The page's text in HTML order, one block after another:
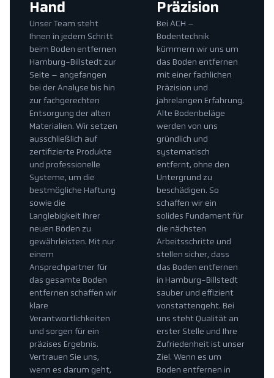
Präzision
Bei ACH –
Bodentechnik
kümmern wir uns um
das Boden entfernen
mit einer fachlichen
Präzision und
jahrelangen Erfahrung.
Alte Bodenbeläge
werden von uns
gründlich und
systematisch
entfernt, ohne den
Untergrund zu
beschädigen. So
schaffen wir ein
solides Fundament für
die nächsten
Arbeitsschritte und
stellen sicher, dass
das Boden entfernen
in Hamburg-Billstedt
sauber und effizient
vonstattengeht. Bei
uns steht Qualität an
erster Stelle und Ihre
Zufriedenheit ist unser
Ziel. Wenn es um
Boden entfernen in
Hand
Unser Team steht
Ihnen in jedem Schritt
beim Boden entfernen
Hamburg-Billstedt zur
Seite – angefangen
bei der Analyse bis hin
zur fachgerechten
Entsorgung der alten
Materialien. Wir setzen
ausschließlich auf
zertifizierte Produkte
und professionelle
Systeme, um die
bestmögliche Haftung
sowie die
Langlebigkeit Ihrer
neuen Böden zu
gewährleisten. Mit nur
einem
Ansprechpartner für
das gesamte Boden
entfernen schaffen wir
klare
Verantwortlichkeiten
und sorgen für ein
präzises Ergebnis.
Vertrauen Sie uns,
wenn es darum geht,